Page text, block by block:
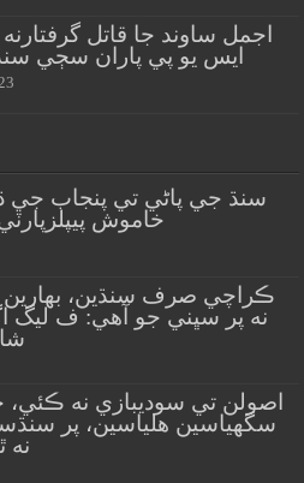
اجمل ساوند جا قاتل
ايس يو پي پاران سڄي
سنڌ جي پاڻي تي پنجاب جي
خاموش
ڪراچي صرف سنڌين، بهارين
نه پر سڀني جو آهي: ف ليگ
سگهياسين هلياسين، پر
نه